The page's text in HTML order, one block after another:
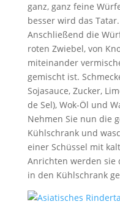
ganz, ganz feine
besser wird das Tatar.
Anschließend die
roten Zwiebel, von
miteinander
gemischt ist.
Sojasauce, Zucker,
de Sel), Wok-Öl und
Nehmen Sie nun die
Kühlschrank und
einer Schüssel mit
Anrichten werden sie
in den Kühlschrank